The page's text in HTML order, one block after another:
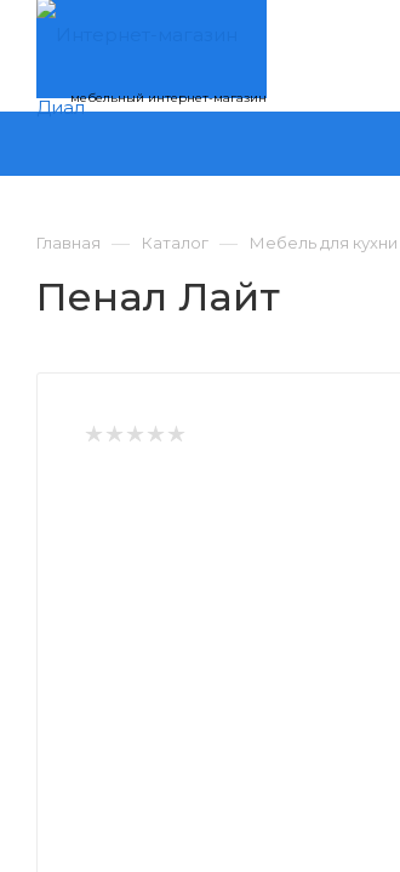
мебельный интернет-магазин
Главная — Каталог — Мебель для кухни
Пенал Лайт